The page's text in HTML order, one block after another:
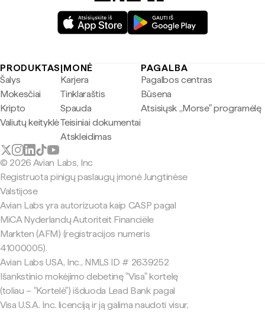
PRODUKTAS
Šalys
Mokesčiai
Kripto
Valiutų keityklė
ĮMONĖ
Karjera
Tinklaraštis
Spauda
Teisiniai dokumentai
Atskleidimas
PAGALBA
Pagalbos centras
Būsena
Atsisiųsk „Morse" programėlę
© 2026 Avian Labs, Inc
Registruota pinigų paslaugų įmonė Jungtinėse
Valstijose
Avian Labs yra autorizuota kaip CASP pagal
MiCA Nyderlandų Autoriteit Financiële
Markten (AFM) (registracijos numeris
41000005).
Avian Labs USA, Inc., NMLS ID # 2639252
Išankstinio mokėjimo debetinę "Visa" kortelę
(toliau – "Kortelė") išduoda Lead Bank pagal
Visa U.S.A. Inc. licenciją ir ją galima naudoti visur,